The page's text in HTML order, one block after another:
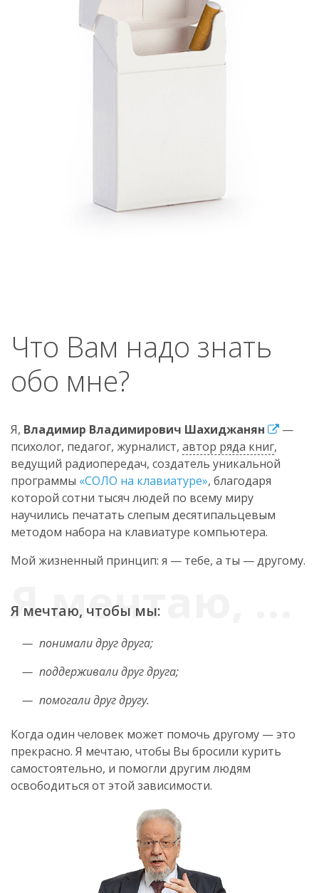
Что Вам надо знать
обо мне?
Я, Владимир Владимирович Шахиджанян
—
психолог, педагог, журналист, автор ряда книг,
ведущий радиопередач, создатель уникальной
программы «СОЛО на клавиатуре», благодаря
которой сотни тысяч людей по всему миру
научились печатать слепым десятипальцевым
методом набора на клавиатуре компьютера.
Мой жизненный принцип: я — тебе, а ты — другому.
Я мечтаю, чтобы мы:
понимали друг друга;
поддерживали друг друга;
помогали друг другу.
Когда один человек может помочь другому — это
прекрасно. Я мечтаю, чтобы Вы бросили курить
самостоятельно, и помогли другим людям
освободиться от этой зависимости.